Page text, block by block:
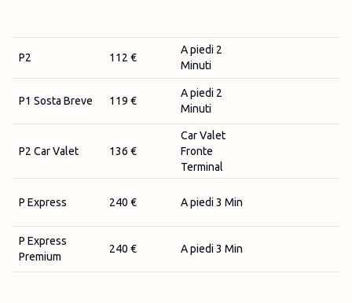
P2 112 €
A piedi 2
Minuti
P1 Sosta Breve 119 €
A piedi 2
Minuti
P2 Car Valet 136 €
Car Valet
Fronte
Terminal
P Express 240 € A piedi 3 Min
P Express
Premium
240 € A piedi 3 Min